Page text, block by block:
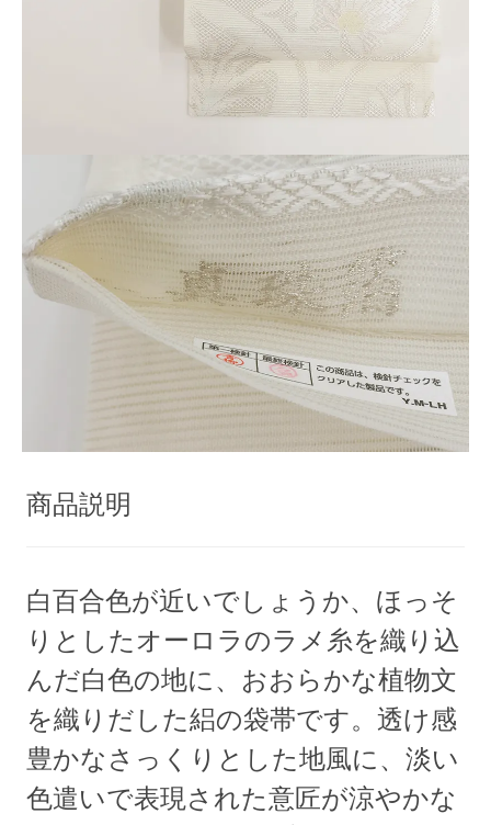
商品説明
白百合色が近いでしょうか、ほっそ
りとしたオーロラのラメ糸を織り込
んだ白色の地に、おおらかな植物文
を織りだした絽の袋帯です。透け感
豊かなさっくりとした地風に、淡い
色遣いで表現された意匠が涼やかな